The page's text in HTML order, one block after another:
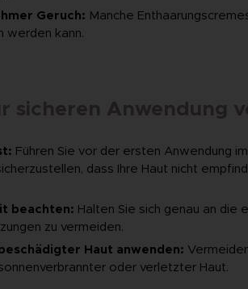
Geruch: Manche
werden kann.
sicheren Anwendung
Führen Sie vor der ersten Anwendung
dass Ihre Haut nicht
beachten: Halten Sie sich genau an die
zu vermeiden.
Haut anwenden:
oder verletzter Haut.